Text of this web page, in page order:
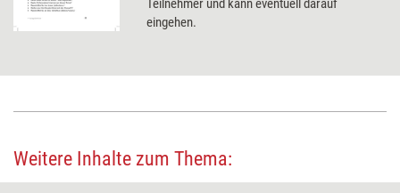
Teilnehmer und kann eventuell darauf
eingehen.
Weitere Inhalte zum Thema: